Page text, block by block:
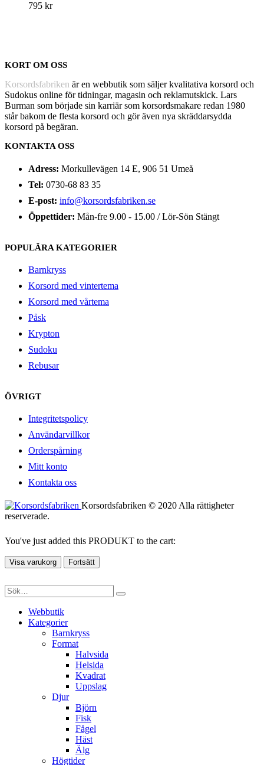
795 kr
KORT OM OSS
Korsordsfabriken är en webbutik som säljer kvalitativa korsord och
Sudokus online för tidningar, magasin och reklamutskick. Lars
Burman som började sin karriär som korsordsmakare redan 1980
står bakom de flesta korsord och gör även nya skräddarsydda
korsord på begäran.
KONTAKTA OSS
Adress: Morkullevägen 14 E, 906 51 Umeå
Tel: 0730-68 83 35
E-post: info@korsordsfabriken.se
Öppettider: Mån-fre 9.00 - 15.00 / Lör-Sön Stängt
POPULÄRA KATEGORIER
Barnkryss
Korsord med vintertema
Korsord med vårtema
Påsk
Krypton
Sudoku
Rebusar
ÖVRIGT
Integritetspolicy
Användarvillkor
Orderspårning
Mitt konto
Kontakta oss
Korsordsfabriken © 2020 Alla rättigheter
reserverade.
You've just added this PRODUKT to the cart:
Visa varukorg Fortsätt
Webbutik
Kategorier
Barnkryss
Format
Halvsida
Helsida
Kvadrat
Uppslag
Djur
Björn
Fisk
Fågel
Häst
Älg
Högtider